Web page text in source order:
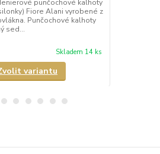
punčochové kalhoty
Fiore Alani vyrobené z
Punčochové kalhoty
sed...
Skladem 14 ks
variantu